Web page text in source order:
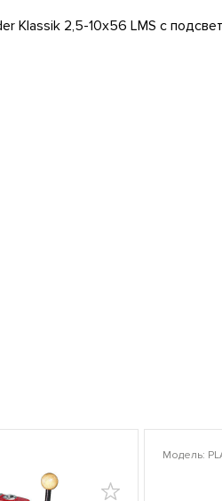
Модель: